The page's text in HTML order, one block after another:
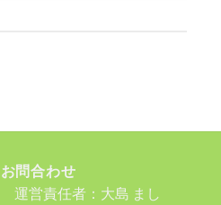
お問合わせ
運営責任者：大島 まし